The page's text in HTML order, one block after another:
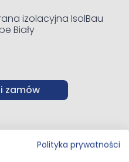
0,8-1,2 mm
godzin
3)
1,5 mm
zdjęcia.
wygląda kolor,
w grafikach
izolacyjna IsolBau
Biały
zamów
Polityka prywatności